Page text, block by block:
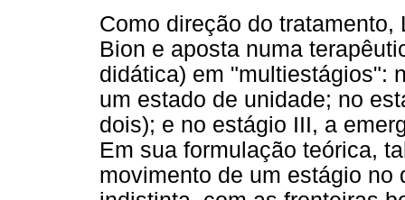
Como direção do
Bion e aposta numa
didática) em "multiestágios":
um estado de unidade; no
dois); e no estágio III, a
Em sua formulação teórica,
movimento de um estágio no